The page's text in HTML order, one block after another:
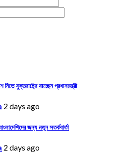
যুক্তরাষ্ট্রে যাচ্ছেন প্রধানমন্ত্রী
2 days ago
জন্য নতুন সতর্কবার্তা
2 days ago